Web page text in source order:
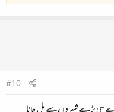
#10